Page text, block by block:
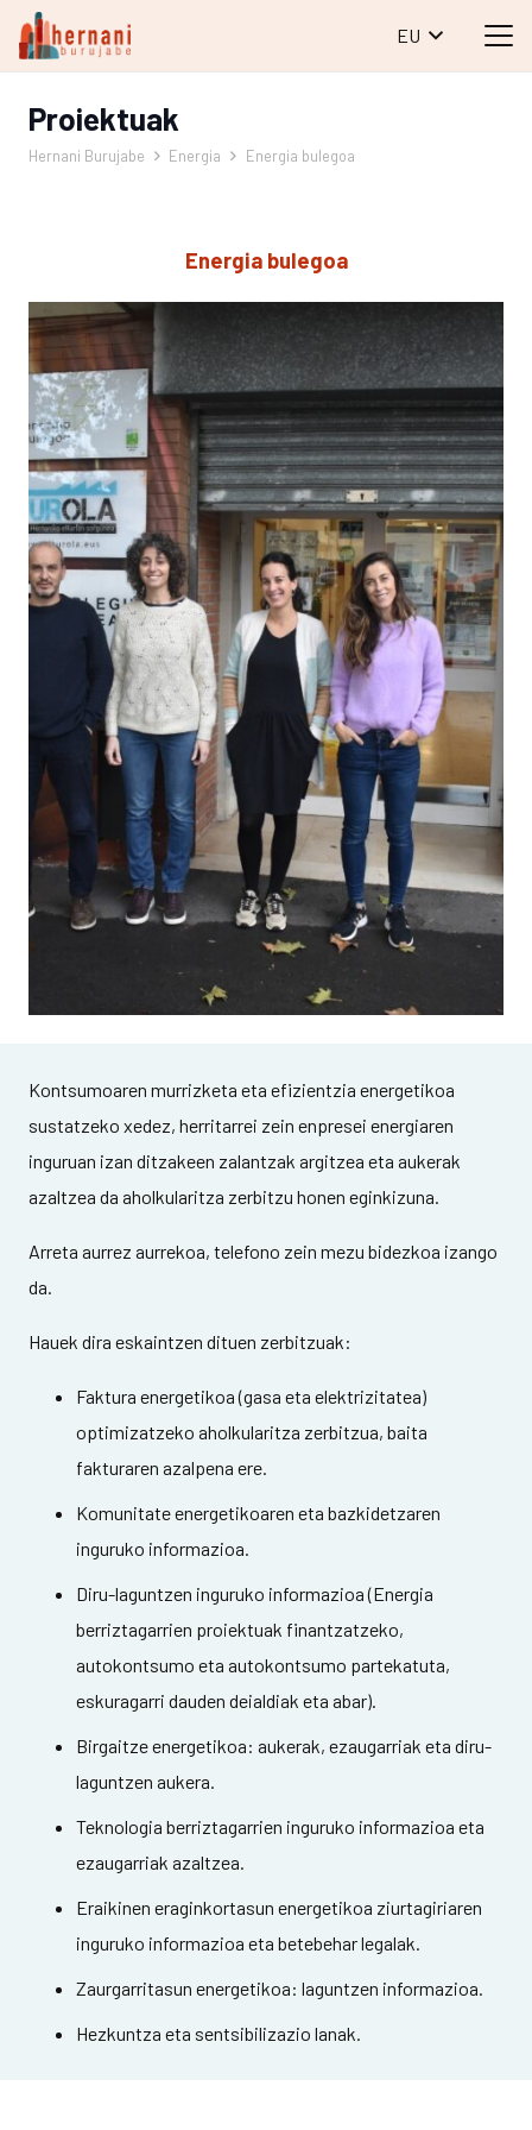
EU
Proiektuak
Hernani Burujabe Energia Energia bulegoa
Energia bulegoa
Kontsumoaren murrizketa eta efizientzia energetikoa
sustatzeko xedez, herritarrei zein enpresei energiaren
inguruan izan ditzakeen zalantzak argitzea eta aukerak
azaltzea da aholkularitza zerbitzu honen eginkizuna.
Arreta aurrez aurrekoa, telefono zein mezu bidezkoa izango
da.
Hauek dira eskaintzen dituen zerbitzuak:
Faktura energetikoa (gasa eta elektrizitatea)
optimizatzeko aholkularitza zerbitzua, baita
fakturaren azalpena ere.
Komunitate energetikoaren eta bazkidetzaren
inguruko informazioa.
Diru-laguntzen inguruko informazioa (Energia
berriztagarrien proiektuak finantzatzeko,
autokontsumo eta autokontsumo partekatuta,
eskuragarri dauden deialdiak eta abar).
Birgaitze energetikoa: aukerak, ezaugarriak eta diru-
laguntzen aukera.
Teknologia berriztagarrien inguruko informazioa eta
ezaugarriak azaltzea.
Eraikinen eraginkortasun energetikoa ziurtagiriaren
inguruko informazioa eta betebehar legalak.
Zaurgarritasun energetikoa: laguntzen informazioa.
Hezkuntza eta sentsibilizazio lanak.